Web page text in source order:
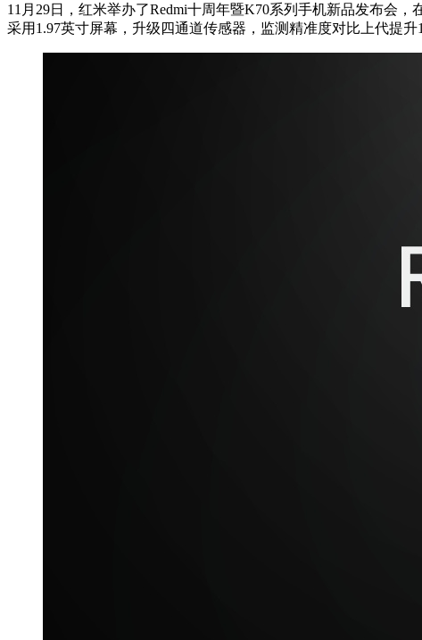
11月29日，红米举办了Redmi十周年暨K70系列手机新品发布会
采用1.97英寸屏幕，升级四通道传感器，监测精准度对比上代提升